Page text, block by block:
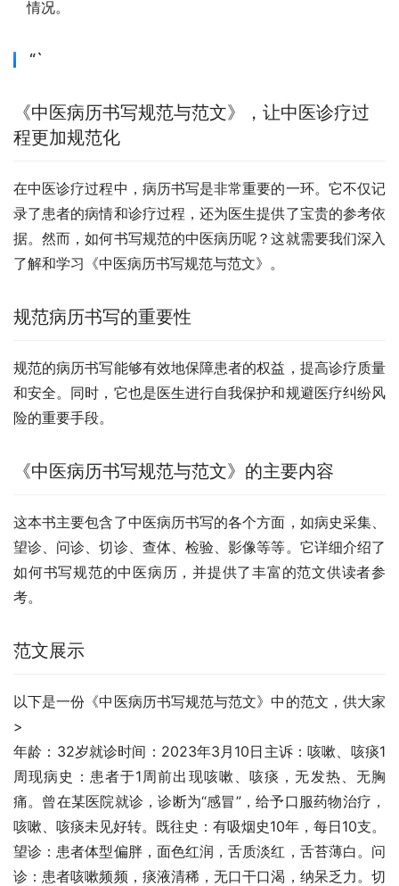
情况。
“`
《中医病历书写规范与范文》，让中医诊疗过
程更加规范化
在中医诊疗过程中，病历书写是非常重要的一环。它不仅记
录了患者的病情和诊疗过程，还为医生提供了宝贵的参考依
据。然而，如何书写规范的中医病历呢？这就需要我们深入
了解和学习《中医病历书写规范与范文》。
规范病历书写的重要性
规范的病历书写能够有效地保障患者的权益，提高诊疗质量
和安全。同时，它也是医生进行自我保护和规避医疗纠纷风
险的重要手段。
《中医病历书写规范与范文》的主要内容
这本书主要包含了中医病历书写的各个方面，如病史采集、
望诊、问诊、切诊、查体、检验、影像等等。它详细介绍了
如何书写规范的中医病历，并提供了丰富的范文供读者参
考。
范文展示
以下是一份《中医病历书写规范与范文》中的范文，供大家
>
年龄：32岁就诊时间：2023年3月10日主诉：咳嗽、咳痰1
周现病史：患者于1周前出现咳嗽、咳痰，无发热、无胸
痛。曾在某医院就诊，诊断为“感冒”，给予口服药物治疗，
咳嗽、咳痰未见好转。既往史：有吸烟史10年，每日10支。
望诊：患者体型偏胖，面色红润，舌质淡红，舌苔薄白。问
诊：患者咳嗽频频，痰液清稀，无口干口渴，纳呆乏力。切